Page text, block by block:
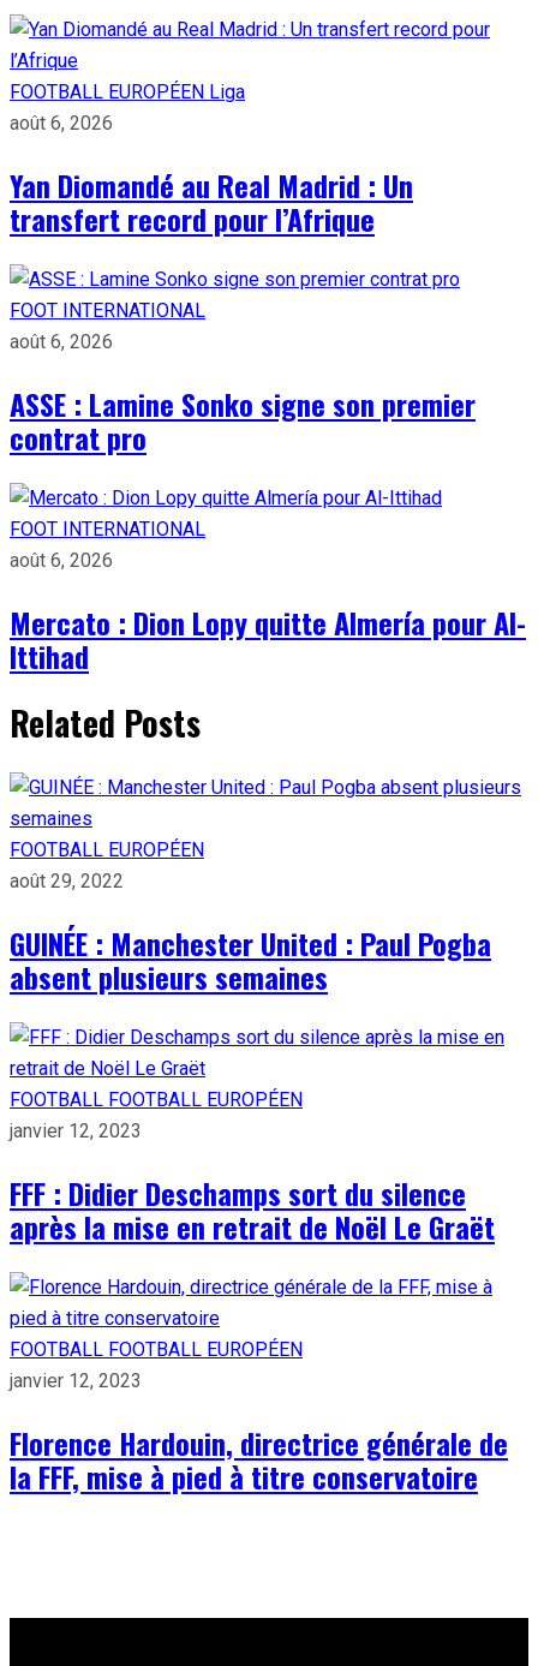
FOOTBALL EUROPÉEN Liga
août 6, 2026
Yan Diomandé au Real Madrid : Un
transfert record pour l’Afrique
FOOT INTERNATIONAL
août 6, 2026
ASSE : Lamine Sonko signe son premier
contrat pro
FOOT INTERNATIONAL
août 6, 2026
Mercato : Dion Lopy quitte Almería pour Al-
Ittihad
Related Posts
FOOTBALL EUROPÉEN
août 29, 2022
GUINÉE : Manchester United : Paul Pogba
absent plusieurs semaines
FOOTBALL FOOTBALL EUROPÉEN
janvier 12, 2023
FFF : Didier Deschamps sort du silence
après la mise en retrait de Noël Le Graët
FOOTBALL FOOTBALL EUROPÉEN
janvier 12, 2023
Florence Hardouin, directrice générale de
la FFF, mise à pied à titre conservatoire